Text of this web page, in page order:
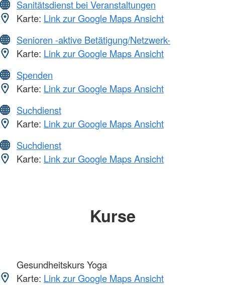
Sanitätsdienst bei Veranstaltungen
Karte: Link zur Google Maps Ansicht
Senioren -aktive Betätigung/Netzwerk-
Karte: Link zur Google Maps Ansicht
Spenden
Karte: Link zur Google Maps Ansicht
Suchdienst
Karte: Link zur Google Maps Ansicht
Suchdienst
Karte: Link zur Google Maps Ansicht
Kurse
Gesundheitskurs Yoga
Karte: Link zur Google Maps Ansicht